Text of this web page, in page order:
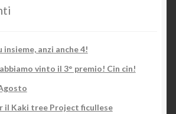
anzi anche 4!
vinto il 3° premio! Cin cin!
il Kaki tree Project ficullese